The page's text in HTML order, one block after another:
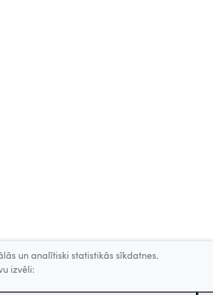
un analītiski statistikās sīkdatnes.
izvēli: